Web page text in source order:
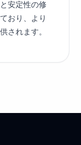
安定性の修
おり、より
されます。